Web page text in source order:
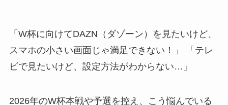
「W杯に向けてDAZN（ダゾーン）を見たいけど、
スマホの小さい画面じゃ満足できない！」 「テレ
ビで見たいけど、設定方法がわからない…」
2026年のW杯本戦や予選を控え、こう悩んでいる